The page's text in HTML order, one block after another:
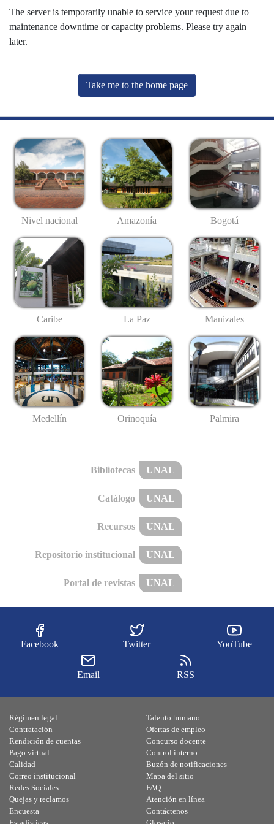
The server is temporarily unable to service your request due to
maintenance downtime or capacity problems. Please try again
later.
Take me to the home page
Nivel nacional Amazonía Bogotá
Caribe La Paz Manizales
Medellín Orinoquía Palmira
Bibliotecas UNAL
Catálogo UNAL
Recursos UNAL
Repositorio institucional UNAL
Portal de revistas UNAL
Facebook Twitter YouTube
Email RSS
Régimen legal
Contratación
Rendición de cuentas
Pago virtual
Calidad
Talento humano
Ofertas de empleo
Concurso docente
Control interno
Buzón de notificaciones
Correo institucional
Redes Sociales
Quejas y reclamos
Encuesta
Mapa del sitio
FAQ
Atención en línea
Contáctenos